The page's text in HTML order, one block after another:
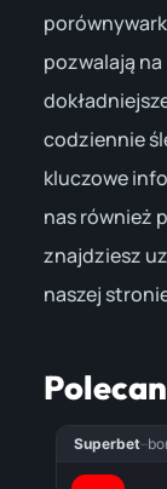
pozwalają na
codziennie
kluczowe
nas również
znajdziesz
naszej
Superbet–